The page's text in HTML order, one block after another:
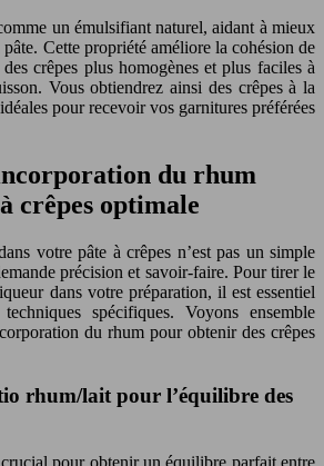
un émulsifiant naturel, aidant à mieux
Cette propriété améliore la cohésion de
crêpes plus homogènes et plus faciles à
Vous obtiendrez ainsi des crêpes à la
pour recevoir vos garnitures préférées
du rhum
crêpes optimale
votre pâte à crêpes n’est pas un simple
précision et savoir-faire. Pour tirer le
dans votre préparation, il est essentiel
spécifiques. Voyons ensemble
du rhum pour obtenir des crêpes
rhum/lait pour l’équilibre des